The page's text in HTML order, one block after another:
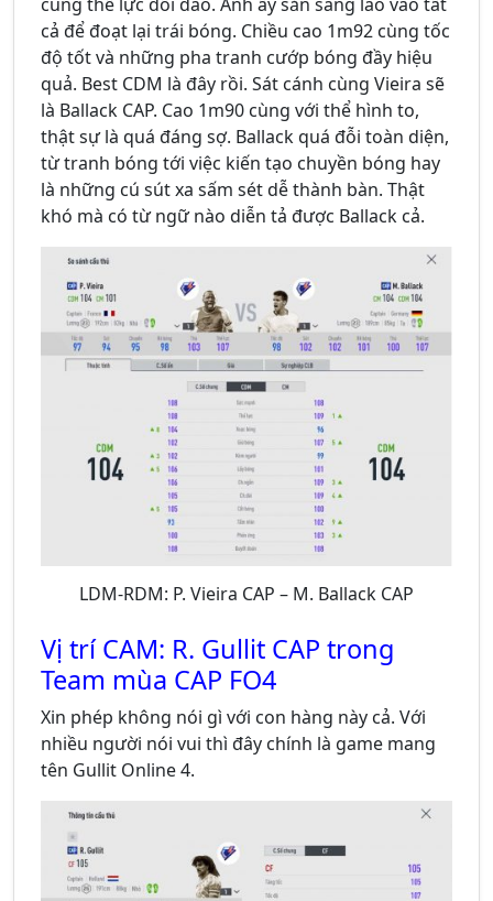
cả để đoạt lại trái bóng. Chiều cao 1m92 cùng tốc
độ tốt và những pha tranh cướp bóng đầy hiệu
quả. Best CDM là đây rồi. Sát cánh cùng Vieira sẽ
là Ballack CAP. Cao 1m90 cùng với thể hình to,
thật sự là quá đáng sợ. Ballack quá đỗi toàn diện,
từ tranh bóng tới việc kiến tạo chuyền bóng hay
là những cú sút xa sấm sét dễ thành bàn. Thật
khó mà có từ ngữ nào diễn tả được Ballack cả.
LDM-RDM: P. Vieira CAP – M. Ballack CAP
Vị trí CAM: R. Gullit CAP trong
Team mùa CAP FO4
Xin phép không nói gì với con hàng này cả. Với
nhiều người nói vui thì đây chính là game mang
tên Gullit Online 4.